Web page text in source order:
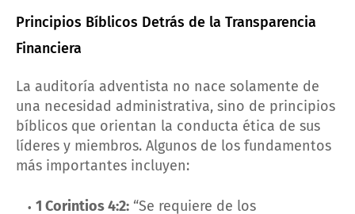
Principios Bíblicos Detrás de la Transparencia
Financiera
La auditoría adventista no nace solamente de
una necesidad administrativa, sino de principios
bíblicos que orientan la conducta ética de sus
líderes y miembros. Algunos de los fundamentos
más importantes incluyen:
1 Corintios 4:2: “Se requiere de los